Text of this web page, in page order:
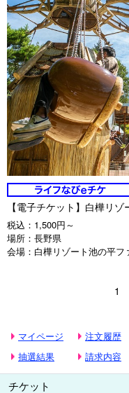
【電子チケット】白樺リ
税込： 1,500円～
場所： 長野県
会場： 白樺リゾート池の平フ
1
マイページ 注文履歴
抽選結果
請求内容
チケット